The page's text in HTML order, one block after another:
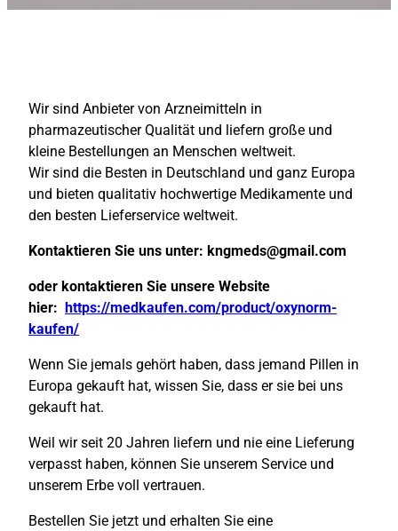
Wir sind Anbieter von Arzneimitteln in
pharmazeutischer Qualität und liefern große und
kleine Bestellungen an Menschen weltweit.
Wir sind die Besten in Deutschland und ganz Europa
und bieten qualitativ hochwertige Medikamente und
den besten Lieferservice weltweit.
Kontaktieren Sie uns unter: kngmeds@gmail.com
oder kontaktieren Sie unsere Website
hier:
https://medkaufen.com/product/oxynorm-
kaufen/
Wenn Sie jemals gehört haben, dass jemand Pillen in
Europa gekauft hat, wissen Sie, dass er sie bei uns
gekauft hat.
Weil wir seit 20 Jahren liefern und nie eine Lieferung
verpasst haben, können Sie unserem Service und
unserem Erbe voll vertrauen.
Bestellen Sie jetzt und erhalten Sie eine